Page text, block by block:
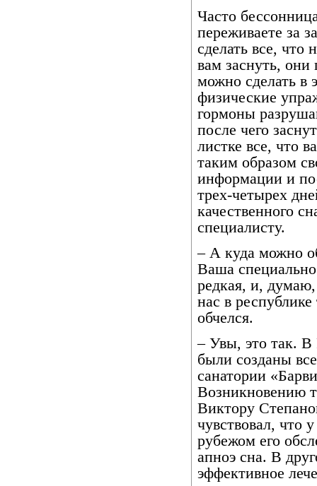
Часто
переживаете за
сделать все, что
вам заснуть, они
можно сделать в
физические
гормоны
после чего
листке все, что
таким образом
информации и
трех-четырех
качественного
специалисту.
– А куда можно
Ваша
редкая, и,
нас в
обчелся.
– Увы, это так. В
были созданы
санатории
Возникновению
Виктору
чувствовал, что
рубежом его
апноэ сна. В
эффективное